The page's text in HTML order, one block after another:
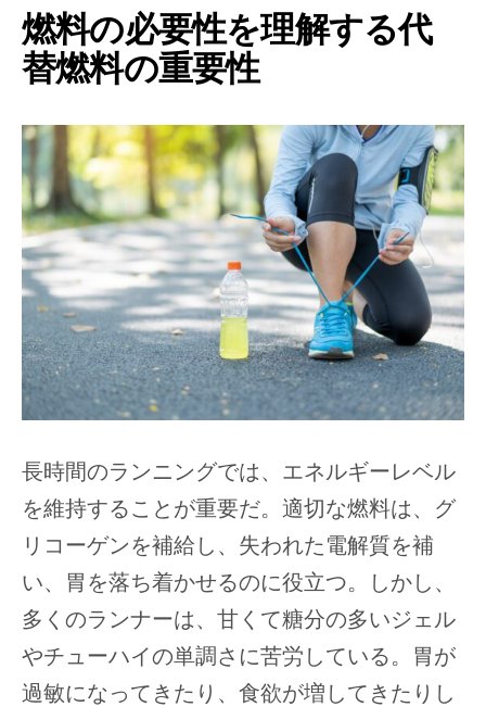
燃料の必要性を理解する代
替燃料の重要性
長時間のランニングでは、エネルギーレベル
を維持することが重要だ。適切な燃料は、グ
リコーゲンを補給し、失われた電解質を補
い、胃を落ち着かせるのに役立つ。しかし、
多くのランナーは、甘くて糖分の多いジェル
やチューハイの単調さに苦労している。胃が
過敏になってきたり、食欲が増してきたりし